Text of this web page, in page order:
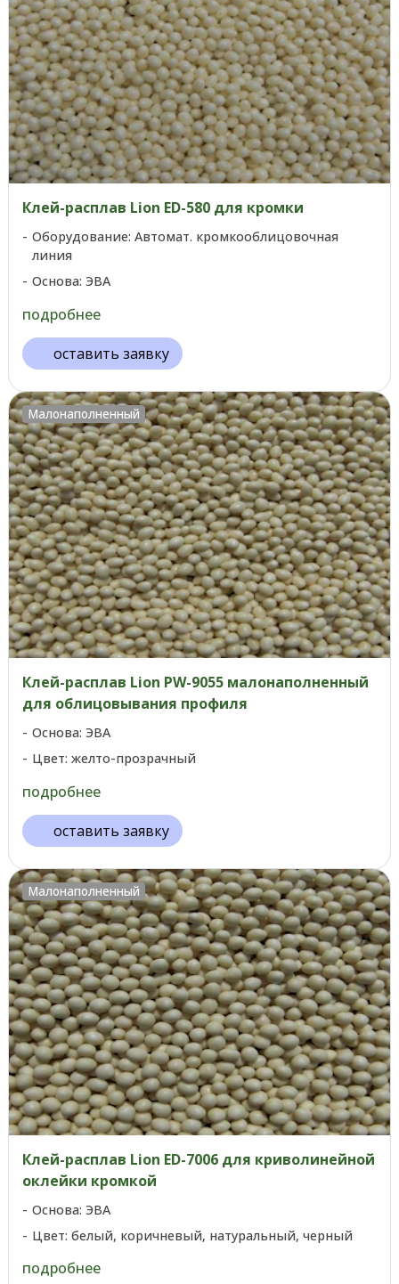
Клей-расплав Lion ED-580 для кромки
Оборудование: Автомат. кромкооблицовочная
линия
Основа: ЭВА
подробнее
оставить заявку
Малонаполненный
Клей-расплав Lion PW-9055 малонаполненный
для облицовывания профиля
Основа: ЭВА
Цвет: желто-прозрачный
подробнее
оставить заявку
Малонаполненный
Клей-расплав Lion ED-7006 для криволинейной
оклейки кромкой
Основа: ЭВА
Цвет: белый, коричневый, натуральный, черный
подробнее